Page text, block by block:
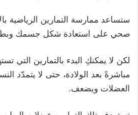
ستساعد ممارسة التمارين الرياضية
صحي على استعادة شكل جسمك
لكن لا يمكنكِ البدء بالتمارين التي
مباشرةً بعد الولادة، حتى لا يتمدّد
العضلات ويضعف.